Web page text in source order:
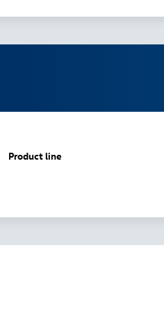
Product line